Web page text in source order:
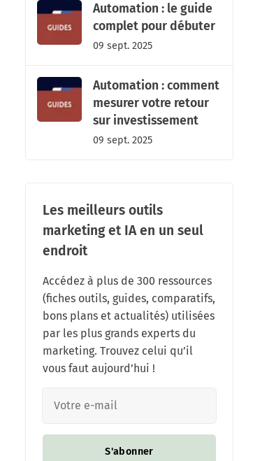
Automation : le guide
complet pour débuter
09 sept. 2025
Automation : comment
mesurer votre retour
sur investissement
09 sept. 2025
Les meilleurs outils
marketing et IA en un seul
endroit
Accédez à plus de 300 ressources
(fiches outils, guides, comparatifs,
bons plans et actualités) utilisées
par les plus grands experts du
marketing. Trouvez celui qu’il
vous faut aujourd’hui !
S'abonner